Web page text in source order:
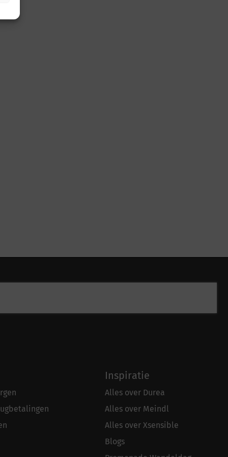
Inspiratie
Alles over Durea
Alles over Meindl
Alles over Xsensible
Blogs